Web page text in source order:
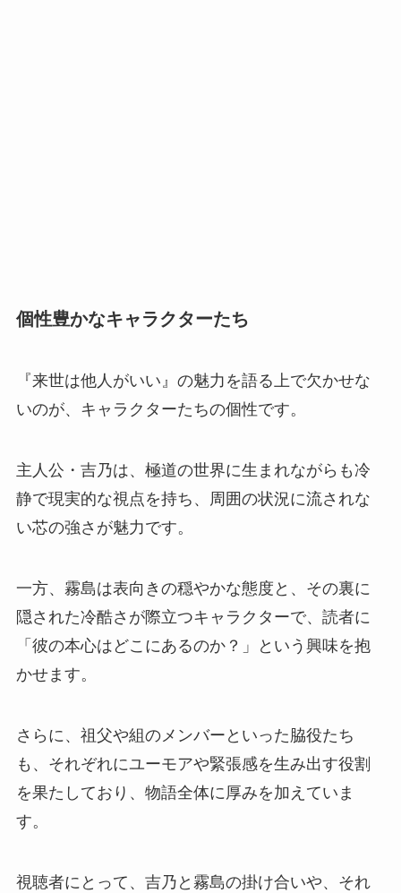
個性豊かなキャラクターたち
『来世は他人がいい』の魅力を語る上で欠かせな
いのが、キャラクターたちの個性です。
主人公・吉乃は、極道の世界に生まれながらも冷
静で現実的な視点を持ち、周囲の状況に流されな
い芯の強さが魅力です。
一方、霧島は表向きの穏やかな態度と、その裏に
隠された冷酷さが際立つキャラクターで、読者に
「彼の本心はどこにあるのか？」という興味を抱
かせます。
さらに、祖父や組のメンバーといった脇役たち
も、それぞれにユーモアや緊張感を生み出す役割
を果たしており、物語全体に厚みを加えていま
す。
視聴者にとって、吉乃と霧島の掛け合いや、それ